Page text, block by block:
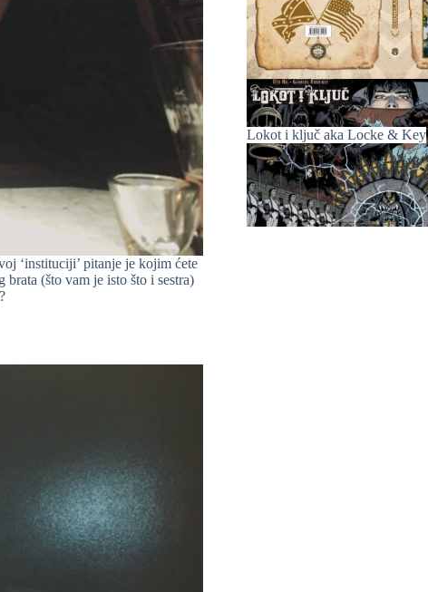
‘instituciji’ pitanje je kojim ćete
(što vam je isto što i sestra)
Lokot i ključ aka Locke & Key